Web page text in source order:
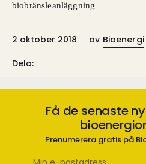
biobränsleanläggning
2 oktober 2018 av Bioenergi
Dela:
Få de senaste
Prenumerera gratis på